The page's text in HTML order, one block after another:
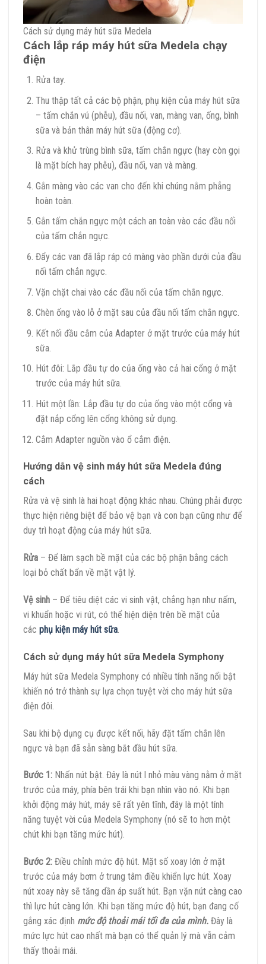
Cách sử dụng máy hút sữa Medela
Cách lắp ráp máy hút sữa Medela chạy
điện
Rửa tay.
Thu thập tất cả các bộ phận, phụ kiện của máy hút sữa
– tấm chắn vú (phễu), đầu nối, van, màng van, ống, bình
sữa và bản thân máy hút sữa (động cơ).
Rửa và khử trùng bình sữa, tấm chắn ngực (hay còn gọi
là mặt bích hay phễu), đầu nối, van và màng.
Gắn màng vào các van cho đến khi chúng nằm phẳng
hoàn toàn.
Gắn tấm chắn ngực một cách an toàn vào các đầu nối
của tấm chắn ngực.
Đẩy các van đã lắp ráp có màng vào phần dưới của đầu
nối tấm chắn ngực.
Vặn chặt chai vào các đầu nối của tấm chắn ngực.
Chèn ống vào lỗ ở mặt sau của đầu nối tấm chắn ngực.
Kết nối đầu cắm của Adapter ở mặt trước của máy hút
sữa.
Hút đôi: Lắp đầu tự do của ống vào cả hai cổng ở mặt
trước của máy hút sữa.
Hút một lần: Lắp đầu tự do của ống vào một cổng và
đặt nắp cổng lên cổng không sử dụng.
Cắm Adapter nguồn vào ổ cắm điện.
Hướng dẫn vệ sinh máy hút sữa Medela đúng
cách
Rửa và vệ sinh là hai hoạt động khác nhau. Chúng phải được
thực hiện riêng biệt để bảo vệ bạn và con bạn cũng như để
duy trì hoạt động của máy hút sữa.
Rửa – Để làm sạch bề mặt của các bộ phận bằng cách
loại bỏ chất bẩn về mặt vật lý.
Vệ sinh – Để tiêu diệt các vi sinh vật, chẳng hạn như nấm,
vi khuẩn hoặc vi rút, có thể hiện diện trên bề mặt của
các phụ kiện máy hút sữa.
Cách sử dụng máy hút sữa Medela Symphony
Máy hút sữa Medela Symphony có nhiều tính năng nổi bật
khiến nó trở thành sự lựa chọn tuyệt vời cho máy hút sữa
điện đôi.
Sau khi bộ dụng cụ được kết nối, hãy đặt tấm chắn lên
ngực và bạn đã sẵn sàng bắt đầu hút sữa.
Bước 1: Nhấn nút bật. Đây là nút l nhỏ màu vàng nằm ở mặt
trước của máy, phía bên trái khi bạn nhìn vào nó. Khi bạn
khởi động máy hút, máy sẽ rất yên tĩnh, đây là một tính
năng tuyệt vời của Medela Symphony (nó sẽ to hơn một
chút khi bạn tăng mức hút).
Bước 2: Điều chỉnh mức độ hút. Mặt số xoay lớn ở mặt
trước của máy bơm ở trung tâm điều khiển lực hút. Xoay
nút xoay này sẽ tăng dần áp suất hút. Bạn vặn nút càng cao
thì lực hút càng lớn. Khi bạn tăng mức độ hút, bạn đang cố
gắng xác định mức độ thoải mái tối đa của mình. Đây là
mức lực hút cao nhất mà bạn có thể quản lý mà vẫn cảm
thấy thoải mái.